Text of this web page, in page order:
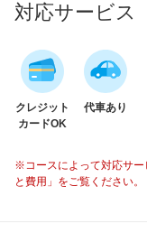
対応サービス
クレジット
カードOK
代車あり
※コースによって対応サー
と費用」をご覧ください。